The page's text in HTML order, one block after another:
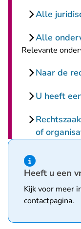
Alle
Alle
Relevante
Naar de
U heeft
of
Hint van type
Heeft u een
Kijk voor meer
contactpagina.